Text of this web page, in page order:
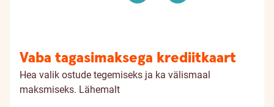
Vaba tagasimaksega krediitkaart
Hea valik ostude tegemiseks ja ka välismaal
maksmiseks. Lähemalt